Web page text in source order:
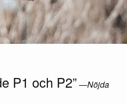
P1 och P2” —Nöjda